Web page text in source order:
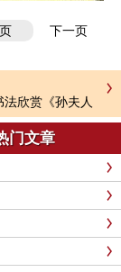
下一页
法欣赏《孙夫人
门文章